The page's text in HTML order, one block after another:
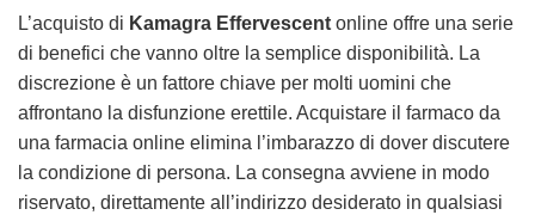
L’acquisto di Kamagra Effervescent online offre una serie
di benefici che vanno oltre la semplice disponibilità. La
discrezione è un fattore chiave per molti uomini che
affrontano la disfunzione erettile. Acquistare il farmaco da
una farmacia online elimina l’imbarazzo di dover discutere
la condizione di persona. La consegna avviene in modo
riservato, direttamente all’indirizzo desiderato in qualsiasi